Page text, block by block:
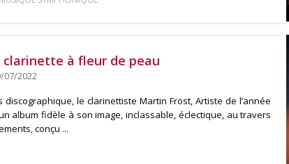
à fleur de peau
07/2022
le clarinettiste Martin Fröst, Artiste de l’année
album fidèle à son image, inclassable, éclectique, au travers
conçu ...